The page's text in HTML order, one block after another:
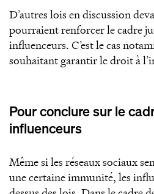
D’autres lois en discussion
pourraient renforcer le cadre
influenceurs. C’est le cas
souhaitant garantir le droit à
Pour conclure sur le
influenceurs
Même si les réseaux sociaux
une certaine immunité, les